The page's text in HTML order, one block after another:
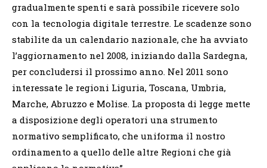
gradualmente spenti e sarà possibile ricevere solo
con la tecnologia digitale terrestre. Le scadenze sono
stabilite da un calendario nazionale, che ha avviato
l’aggiornamento nel 2008, iniziando dalla Sardegna,
per concludersi il prossimo anno. Nel 2011 sono
interessate le regioni Liguria, Toscana, Umbria,
Marche, Abruzzo e Molise. La proposta di legge mette
a disposizione degli operatori una strumento
normativo semplificato, che uniforma il nostro
ordinamento a quello delle altre Regioni che già